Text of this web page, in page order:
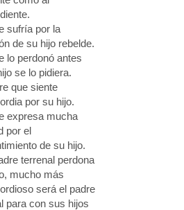
sufría por la
de su hijo rebelde.
lo perdonó antes
se lo pidiera.
que siente
por su hijo.
expresa mucha
por el
de su hijo.
terrenal perdona
mucho más
será el padre
para con sus hijos